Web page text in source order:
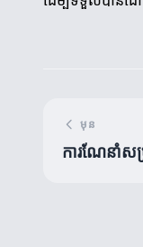
មុន
ការណែនាំសម្